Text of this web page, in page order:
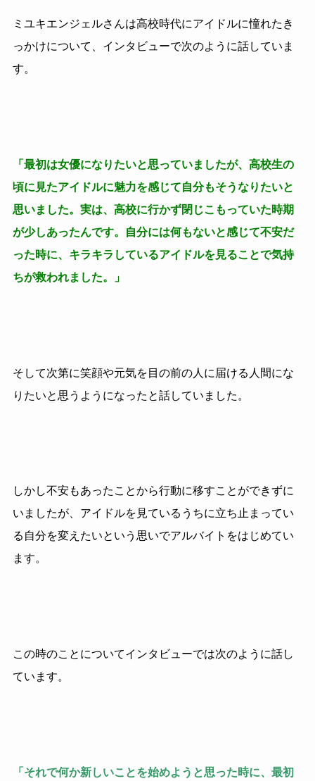
ミユキエンジェルさんは高校時代にアイドルに憧れたき
っかけについて、インタビューで次のように話していま
す。
「最初は女優になりたいと思っていましたが、高校生の
頃に見たアイドルに魅力を感じて自分もそうなりたいと
思いました。実は、高校に行かず閉じこもっていた時期
が少しあったんです。自分には何もないと感じて不安だ
った時に、キラキラしているアイドルを見ることで気持
ちが救われました。」
そして次第に笑顔や元気を目の前の人に届ける人間にな
りたいと思うようになったと話していました。
しかし不安もあったことから行動に移すことができずに
いましたが、アイドルを見ているうちに立ち止まってい
る自分を変えたいという思いでアルバイトをはじめてい
ます。
この時のことについてインタビューでは次のように話し
ています。
「それで何か新しいことを始めようと思った時に、最初